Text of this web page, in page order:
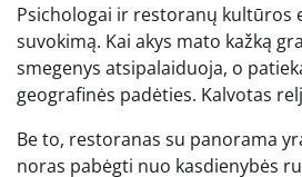
Psichologai ir restoranų kultūros
suvokimą. Kai akys mato kažką
smegenys atsipalaiduoja, o
geografinės padėties. Kalvotas
Be to, restoranas su panorama
noras pabėgti nuo kasdienybės